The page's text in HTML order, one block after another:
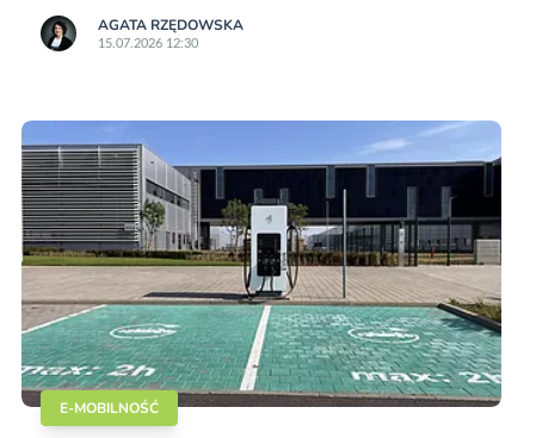
AGATA RZĘDOWSKA
15.07.2026 12:30
E-MOBILNOŚĆ